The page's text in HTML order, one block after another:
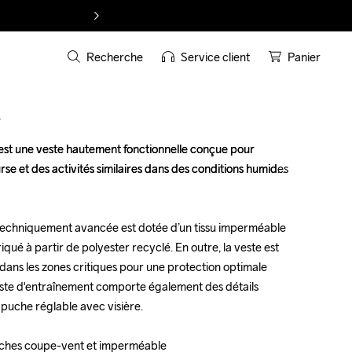
Recherche Service client Panier
une veste hautement fonctionnelle conçue pour
et des activités similaires dans des conditions humides
avancée est dotée d’un tissu imperméable
à partir de polyester recyclé. En outre, la veste est
les zones critiques pour une protection optimale
d'entraînement comporte également des détails
réglable avec visière.
coupe-vent et imperméable
une veste hautement fonctionnelle conçue pour
et des activités similaires dans des conditions humides
avancée est dotée d’un tissu imperméable
à partir de polyester recyclé. En outre, la veste est
les zones critiques pour une protection optimale
d'entraînement comporte également des détails
réglable avec visière.
coupe-vent et imperméable